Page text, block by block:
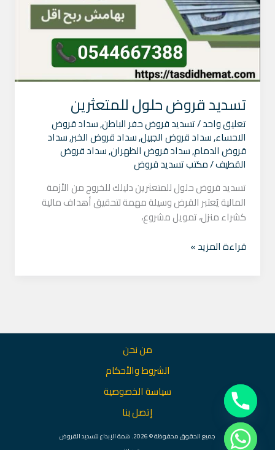
تسديد قروض حلول للمتعثرين
تعليق واحد/تسديد قروض حفر الباطن,سداد قروض
الاحساء,سداد قروض الجبيل,سداد قروض الخبر,سداد
قروض الدمام,سداد قروض الظهران,سداد قروض
القطيف/مكتب تسديد قروض
تسديد قروض حلول للمتعثرين دليلك للخروج من الأزمة
المالية يُعتبر القرض وسيلة مهمة لتحقيق أهداف مالية
كشراء منزل، تمويل مشروع،
قراءة المزيد »
من نحن
الشروط والأحكام
سياسة الخصوصية
إتصل بنا
جميع الحقوق محفوظة © 2026. همة الإبداع لتسديد القروض